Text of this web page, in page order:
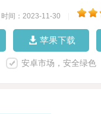
时间：2023-11-30
苹果下载
安卓市场，安全绿色